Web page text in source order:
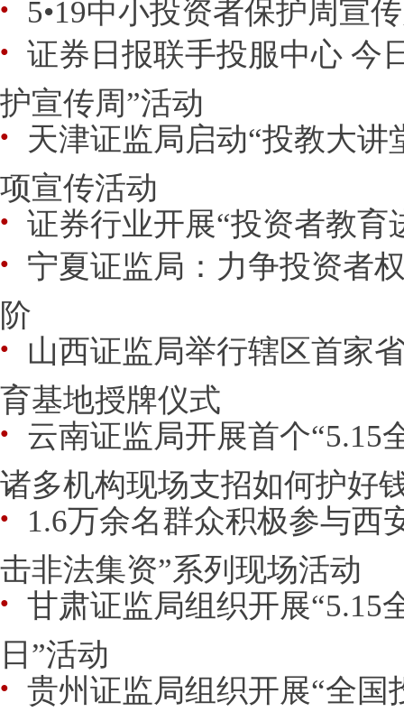
● 5•19中小投资者保护周宣
● 证券日报联手投服中心 今
护宣传周”活动
● 天津证监局启动“投教大讲
项宣传活动
● 证券行业开展“投资者教育
● 宁夏证监局：力争投资者
阶
● 山西证监局举行辖区首家
育基地授牌仪式
● 云南证监局开展首个“5.15
诸多机构现场支招如何护好
● 1.6万余名群众积极参与西
击非法集资”系列现场活动
● 甘肃证监局组织开展“5.15
日”活动
● 贵州证监局组织开展“全国